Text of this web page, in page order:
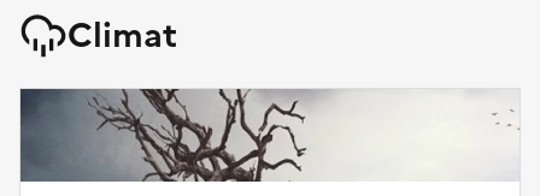
Climat